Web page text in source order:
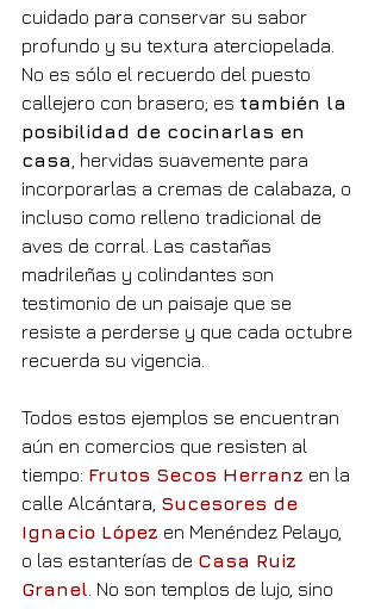
cuidado para conservar su sabor
profundo y su textura aterciopelada.
No es sólo el recuerdo del puesto
callejero con brasero; es también la
posibilidad de cocinarlas en
casa , hervidas suavemente para
incorporarlas a cremas de calabaza, o
incluso como relleno tradicional de
aves de corral. Las castañas
madrileñas y colindantes son
testimonio de un paisaje que se
resiste a perderse y que cada octubre
recuerda su vigencia.
Todos estos ejemplos se encuentran
aún en comercios que resisten al
tiempo: Frutos Secos Herranz en la
calle Alcántara, Sucesores de
Ignacio López en Menéndez Pelayo,
o las estanterías de Casa Ruiz
Granel
. No son templos de lujo, sino